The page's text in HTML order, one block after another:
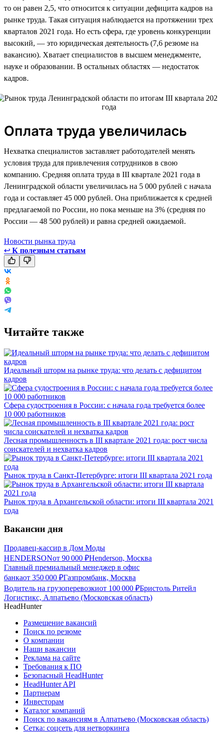
то он равен 2,5, что относится к ситуации дефицита кадров на
рынке труда. Такая ситуация наблюдается на протяжении трех
кварталов 2021 года. Но есть сфера, где уровень конкуренции
высокий, — это юридическая деятельность (7,6 резюме на
вакансию). Хватает специалистов в высшем менеджменте,
науке и образовании. В остальных областях — недостаток
кадров.
Оплата труда увеличилась
Нехватка специалистов заставляет работодателей менять
условия труда для привлечения сотрудников в свою
компанию. Средняя оплата труда в III квартале 2021 года в
Ленинградской области увеличилась на 5 000 рублей с начала
года и составляет 45 000 рублей. Она приближается к средней
предлагаемой по России, но пока меньше на 3% (средняя по
России — 48 500 рублей) и равна средней ожидаемой.
Новости рынка труда
↩ К полезным статьям
Читайте также
Идеальный шторм на рынке труда: что делать с дефицитом
кадров
Сфера судостроения в России: с начала года требуется более
10 000 работников
Лесная промышленность в III квартале 2021 года: рост числа
соискателей и нехватка кадров
Рынок труда в Санкт-Петербурге: итоги III квартала 2021 года
Рынок труда в Архангельской области: итоги III квартала 2021
года
Вакансии дня
Продавец-кассир в Дом Моды
HENDERSONот 90 000 ₽Henderson, Москва
Главный премиальный менеджер в офис
банкаот 350 000 ₽Газпромбанк, Москва
Водитель на грузоперевозкиот 100 000 ₽Бристоль Ритейл
Логистикс, Алпатьево (Московская область)
HeadHunter
Размещение вакансий
Поиск по резюме
О компании
Наши вакансии
Реклама на сайте
Требования к ПО
Безопасный HeadHunter
HeadHunter API
Партнерам
Инвесторам
Каталог компаний
Поиск по вакансиям в Алпатьево (Московская область)
Сетка: соцсеть для нетворкинга